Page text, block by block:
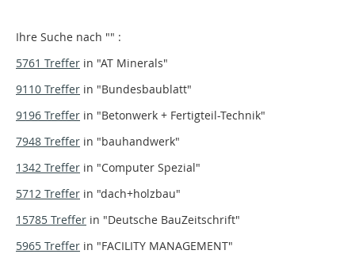
Ihre Suche nach "" :
5761 Treffer in "AT Minerals"
9110 Treffer in "Bundesbaublatt"
9196 Treffer in "Betonwerk + Fertigteil-Technik"
7948 Treffer in "bauhandwerk"
1342 Treffer in "Computer Spezial"
5712 Treffer in "dach+holzbau"
15785 Treffer in "Deutsche BauZeitschrift"
5965 Treffer in "FACILITY MANAGEMENT"